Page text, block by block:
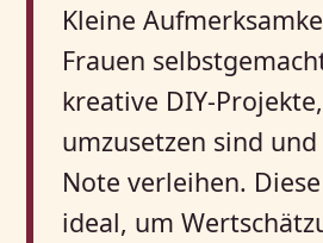
Kleine
Frauen
kreative DIY-
umzusetzen sind
Note verleihen.
ideal, um